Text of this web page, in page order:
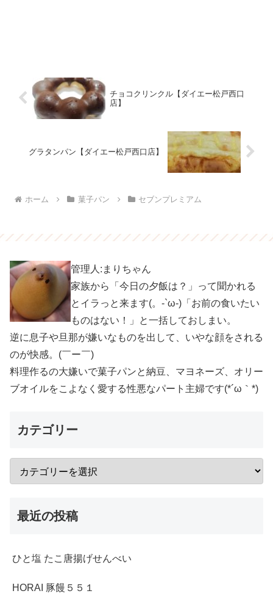
チョコクリンクル【ダイエー松戸西口
店】
グラタンパン【ダイエー松戸西口店】
ホーム 菓子パン セブンプレミアム
管理人:まりちゃん
家族から「今日の夕飯は？」って聞かれる
とイラっと来ます(。-`ω-)「お前の食いたい
ものはない！」と一括しておしまい。
逆に息子や旦那が嫌いなものを出して、いやな顔をされる
のが快感。(￣ー￣)
料理作るの大嫌いで菓子パンと納豆、マヨネーズ、オリー
ブオイルをこよなく愛する性悪なパート主婦です(*´ω｀*)
カテゴリー
最近の投稿
ひと塩 たこ唐揚げせんべい
HORAI 豚饅５５１